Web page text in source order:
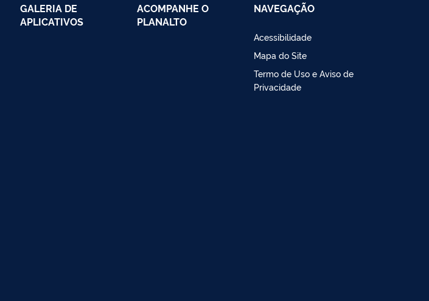
GALERIA DE
APLICATIVOS
ACOMPANHE O
PLANALTO
NAVEGAÇÃO
Acessibilidade
Mapa do Site
Termo de Uso e Aviso de
Privacidade